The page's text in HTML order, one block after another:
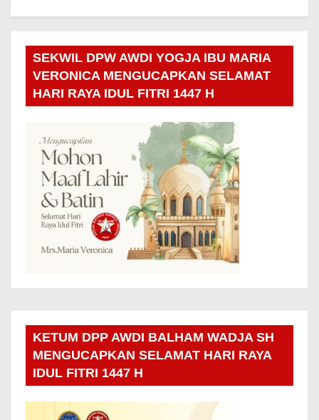
SEKWIL DPW AWDI YOGJA IBU MARIA
VERONICA MENGUCAPKAN SELAMAT
HARI RAYA IDUL FITRI 1447 H
KETUM DPP AWDI BALHAM WADJA SH
MENGUCAPKAN SELAMAT HARI RAYA
IDUL FITRI 1447 H